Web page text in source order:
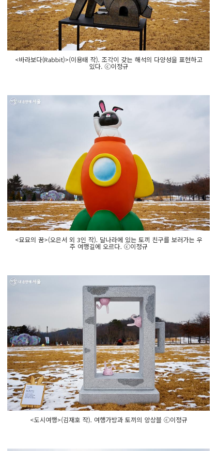
<바라보다(Rabbit)>(이용태 작). 조각이 갖는 해석의 다양성을 표현하고
있다. ⓒ이정규
<묘묘의 꿈>(오은서 외 3인 작). 달나라에 있는 토끼 친구를 보러가는 우
주 여행길에 오르다. ⓒ이정규
<도시여행>(김재호 작). 여행가방과 토끼의 앙상블 ⓒ이정규